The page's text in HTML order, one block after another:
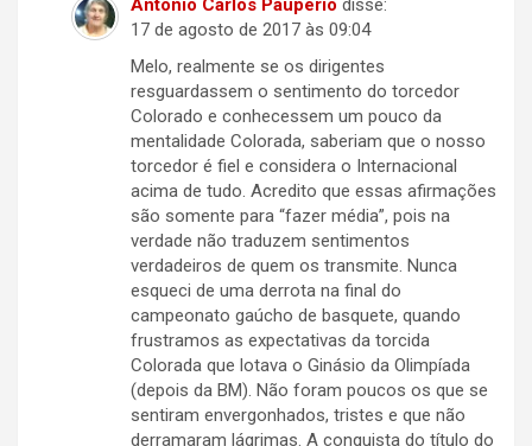
Antônio Carlos Pauperio disse:
17 de agosto de 2017 às 09:04
Melo, realmente se os dirigentes
resguardassem o sentimento do torcedor
Colorado e conhecessem um pouco da
mentalidade Colorada, saberiam que o nosso
torcedor é fiel e considera o Internacional
acima de tudo. Acredito que essas afirmações
são somente para “fazer média”, pois na
verdade não traduzem sentimentos
verdadeiros de quem os transmite. Nunca
esqueci de uma derrota na final do
campeonato gaúcho de basquete, quando
frustramos as expectativas da torcida
Colorada que lotava o Ginásio da Olimpíada
(depois da BM). Não foram poucos os que se
sentiram envergonhados, tristes e que não
derramaram lágrimas. A conquista do título do